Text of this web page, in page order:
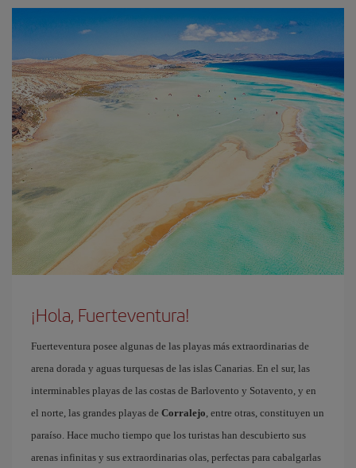
¡Hola, Fuerteventura!
Fuerteventura posee algunas de las playas más extraordinarias de
arena dorada y aguas turquesas de las islas Canarias. En el sur, las
interminables playas de las costas de Barlovento y Sotavento, y en
el norte, las grandes playas de Corralejo, entre otras, constituyen un
paraíso. Hace mucho tiempo que los turistas han descubierto sus
arenas infinitas y sus extraordinarias olas, perfectas para cabalgarlas